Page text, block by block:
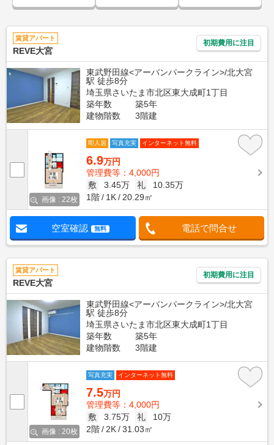
賃貸アパート
REVE大宮
初期費用に注目
東武野田線<アーバンパークライン>/北大宮
駅 徒歩8分
埼玉県さいたま市北区東大成町1丁目
築年数
築5年
建物階数
3階建
画像 : 22枚
即入居 写真充実 インターネット無料
6.9万円
管理費等：4,000円
敷
3.45万 礼
10.35万
1階
1K 20.29㎡
空室確認 無料 電話で問合せ
賃貸アパート
REVE大宮
初期費用に注目
東武野田線<アーバンパークライン>/北大宮
駅 徒歩8分
埼玉県さいたま市北区東大成町1丁目
築年数
築5年
建物階数
3階建
画像 : 20枚
写真充実 インターネット無料
7.5万円
管理費等：4,000円
敷
3.75万 礼
10万
2階
2K 31.03㎡